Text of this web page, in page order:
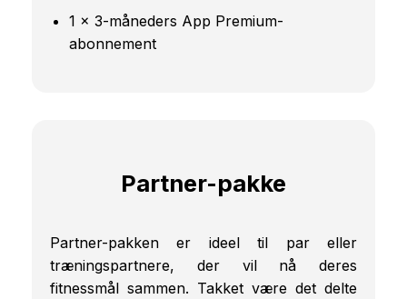
1 x 3-måneders App Premium-
abonnement
Partner-pakke
Partner-pakken er ideel til par eller
træningspartnere, der vil nå deres
fitnessmål sammen. Takket være det delte